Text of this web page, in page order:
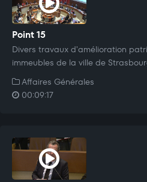
Point 15
Divers travaux d'amélioration
immeubles de la ville de
Affaires Générales
00:09:17